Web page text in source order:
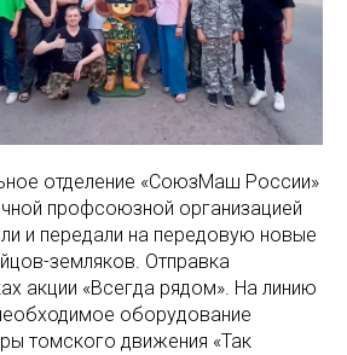
отделение «СоюзМаш России»
профсоюзной организацией
и передали на передовую новые
земляков. Отправка
акции «Всегда рядом». На линию
оборудование
томского движения «Так